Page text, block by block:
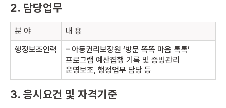
2. 담당업무
분 야
내 용
행정보조인력
– 아동권리보장원 ‘방문 똑똑 마음 톡톡’
프로그램 예산집행 기록 및 증빙관리
운영보조, 행정업무 담당 등
3. 응시요건 및 자격기준